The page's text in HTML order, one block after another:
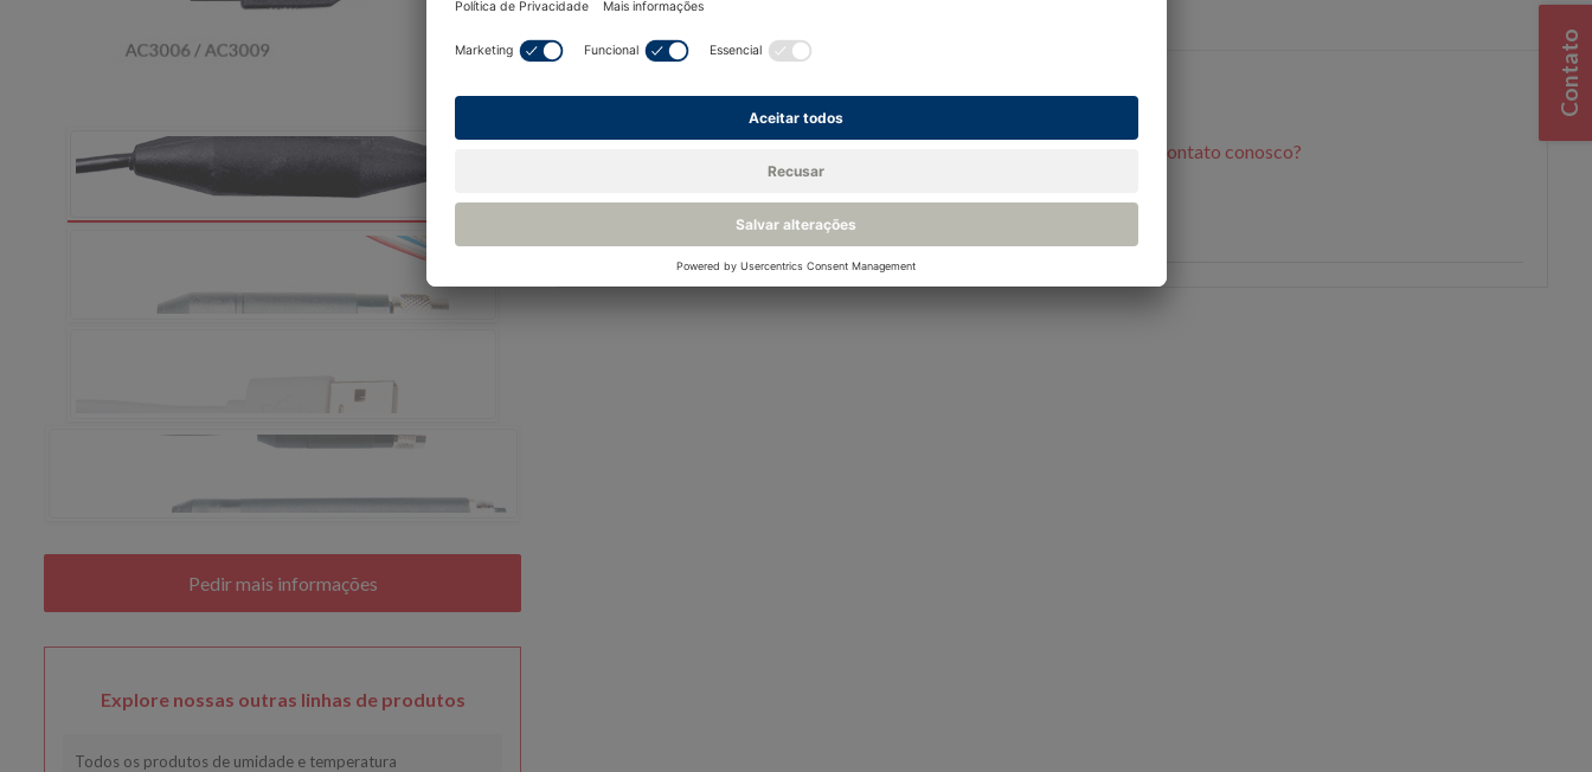
Explore nossas outras linhas de produtos
Todos os produtos de umidade e temperatura
Documentos e downloads
Desculpe, nada foi encontrado.
Entre em contato conosco?
Acreditação e conformidade
Contato